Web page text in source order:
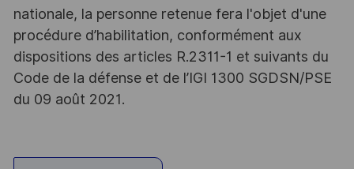
nationale, la personne retenue fera l'objet d'une
procédure d’habilitation, conformément aux
dispositions des articles R.2311-1 et suivants du
Code de la défense et de l’IGI 1300 SGDSN/PSE
du 09 août 2021.